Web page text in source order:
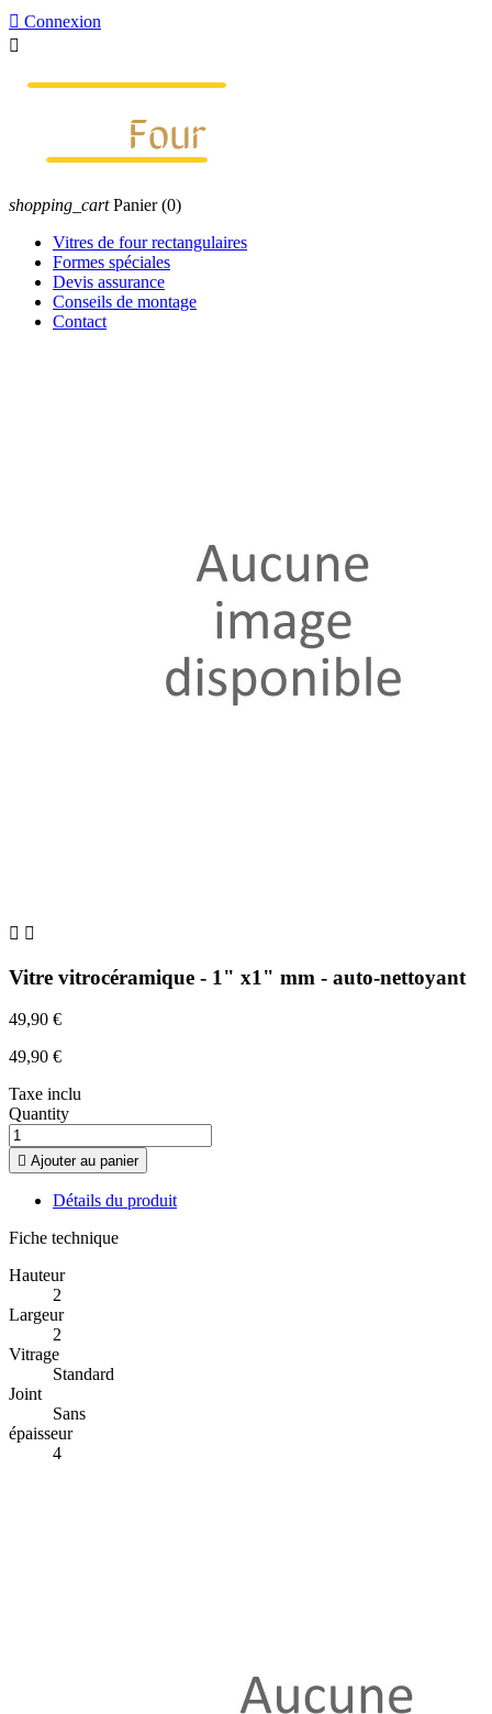
 Connexion

shopping_cart Panier (0)
Vitres de four rectangulaires
Formes spéciales
Devis assurance
Conseils de montage
Contact
 
Vitre vitrocéramique - 1" x1" mm - auto-nettoyant
49,90 €
49,90 €
Taxe inclu
Quantity
 Ajouter au panier
Détails du produit
Fiche technique
Hauteur
2
Largeur
2
Vitrage
Standard
Joint
Sans
épaisseur
4